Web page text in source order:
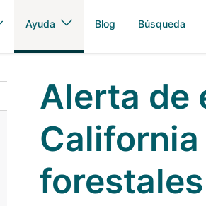
Ayuda Blog Búsqueda
Alerta de
forestales